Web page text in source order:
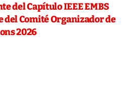
del Capítulo IEEE EMBS
del Comité Organizador de
2026